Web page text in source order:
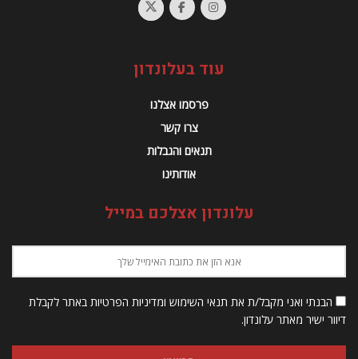
עוד בעלונדון
פרסמו אצלנו
צרו קשר
תנאים והגבלות
אודותינו
עלונדון אצלכם במייל
הבנתי ואני מקבל/ת את תנאי השימוש ומדיניות הפרטיות באתר לקבלת
דיוור ישיר מאתר עלונדון.